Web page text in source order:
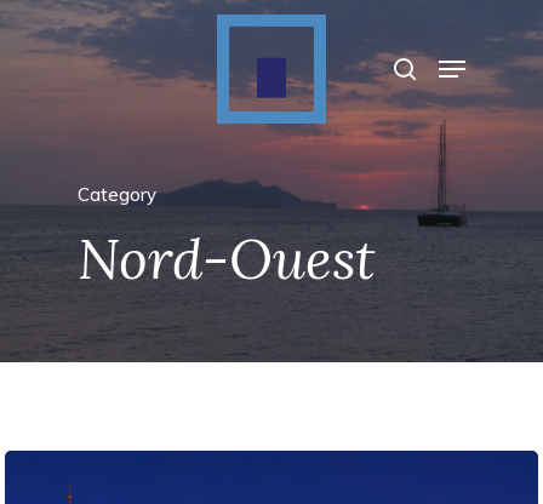
Appuyez sur Entrée pour rechercher ou sur
Category
Nord-Ouest